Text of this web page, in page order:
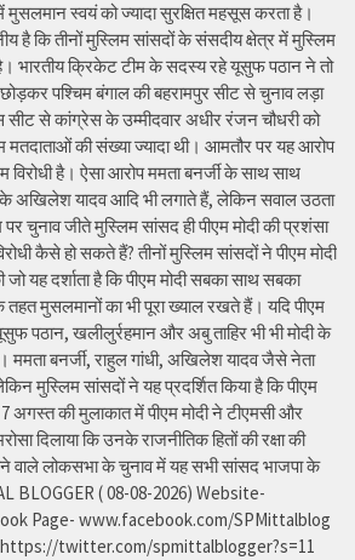
मुसलमान स्वयं को ज्यादा सुरक्षित महसूस करता है।
है कि तीनों मुस्लिम सांसदों के संसदीय क्षेत्र में मुस्लिम
भारतीय क्रिकेट टीम के सदस्य रहे यूसुफ पठान ने तो
पश्चिम बंगाल की बहरामपुर सीट से चुनाव लड़ा
सीट से कांग्रेस के उम्मीदवार अधीर रंजन चौधरी को
मतदाताओं की संख्या ज्यादा थी। आमतौर पर यह आरोप
विरोधी है। ऐसा आरोप ममता बनर्जी के साथ साथ
अखिलेश यादव आदि भी लगाते हैं, लेकिन सवाल उठता
चुनाव जीते मुस्लिम सांसद ही पीएम मोदी की प्रशंसा
कैसे हो सकते हैं? तीनों मुस्लिम सांसदों ने पीएम मोदी
यह दर्शाता है कि पीएम मोदी सबका साथ सबका
मुसलमानों का भी पूरा ख्याल रखते हैं। यदि पीएम
यूसुफ पठान, खलीलुर्रहमान और अबु ताहिर भी भी मोदी के
ममता बनर्जी, राहुल गांधी, अखिलेश यादव जैसे नेता
मुस्लिम सांसदों ने यह प्रदर्शित किया है कि पीएम
7 अगस्त की मुलाकात में पीएम मोदी ने टीएमसी और
दिलाया कि उनके राजनीतिक हितों की रक्षा की
वाले लोकसभा के चुनाव में यह सभी सांसद भाजपा के
BLOGGER ( 08-08-2026) Website-
Page- www.facebook.com/SPMittalblog
twitter.com/spmittalblogger?s=11